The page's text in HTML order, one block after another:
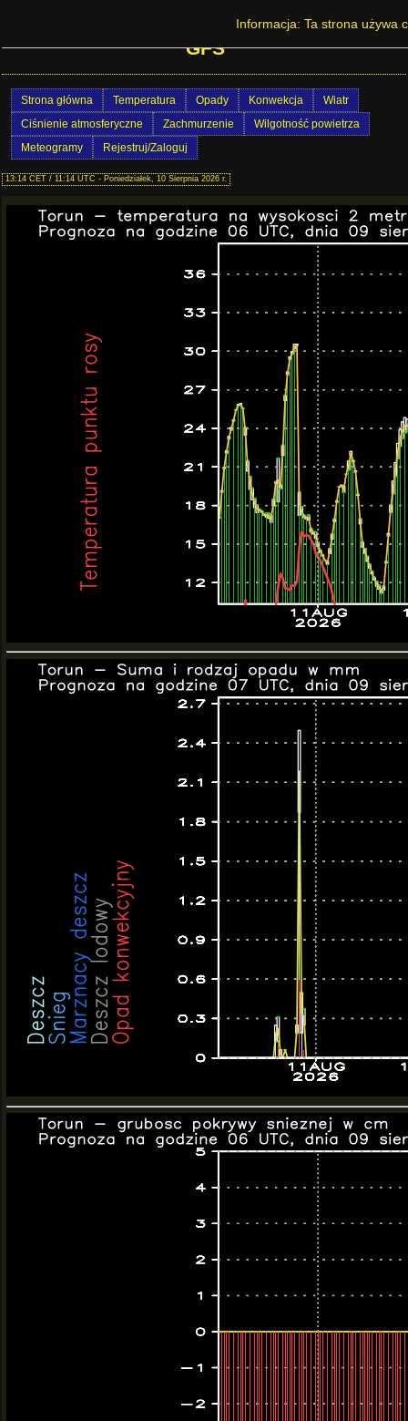
Prognoza pogody w Polsce - Toruń - model
GFS
Strona główna Temperatura Opady Konwekcja
Wiatr
Ciśnienie atmosferyczne
Zachmurzenie
Wilgotność powietrza
Meteogramy
Rejestruj/Zaloguj
13:14 CET / 11:14 UTC - Poniedziałek, 10 Sierpnia 2026 r.
Informacja: Ta strona używa